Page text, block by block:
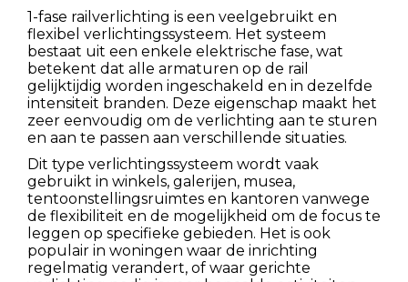
1-fase railverlichting is een veelgebruikt en
flexibel verlichtingssysteem. Het systeem
bestaat uit een enkele elektrische fase, wat
betekent dat alle armaturen op de rail
gelijktijdig worden ingeschakeld en in dezelfde
intensiteit branden. Deze eigenschap maakt het
zeer eenvoudig om de verlichting aan te sturen
en aan te passen aan verschillende situaties.
Dit type verlichtingssysteem wordt vaak
gebruikt in winkels, galerijen, musea,
tentoonstellingsruimtes en kantoren vanwege
de flexibiliteit en de mogelijkheid om de focus te
leggen op specifieke gebieden. Het is ook
populair in woningen waar de inrichting
regelmatig verandert, of waar gerichte